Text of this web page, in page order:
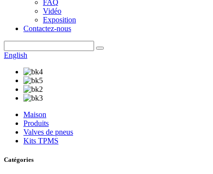
FAQ
Vidéo
Exposition
Contactez-nous
English
Maison
Produits
Valves de pneus
Kits TPMS
Catégories